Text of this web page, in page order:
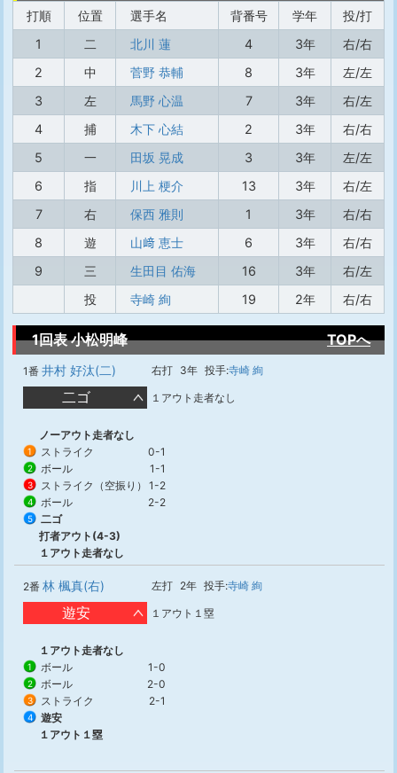
打順
位置 選手名 背番号 学年
投/打
1
二 北川 蓮 4 3年
右/右
2
中 菅野 恭輔 8 3年
左/左
3
左 馬野 心温 7 3年
右/左
4
捕 木下 心結 2 3年
右/右
5
一 田坂 晃成 3 3年
左/左
6
指 川上 梗介 13 3年
右/左
7
右 保西 雅則 1 3年
右/右
8
遊 山﨑 恵士 6 3年
右/右
9
三 生田目 佑海 16 3年
右/左
投
寺崎 絢 19 2年 右/右
1回表 小松明峰 TOPへ
1番 井村 好汰(二) 右打 3年 投手:寺崎 絢
二ゴ １アウト走者なし
ノーアウト走者なし
1 ストライク 0-1
2 ボール 1-1
3 ストライク（空振り） 1-2
4 ボール 2-2
5
二ゴ
打者アウト(4-3)
１アウト走者なし
2番 林 楓真(右) 左打 2年 投手:寺崎 絢
遊安 １アウト１塁
１アウト走者なし
1 ボール 1-0
2 ボール 2-0
3 ストライク 2-1
4
遊安
１アウト１塁